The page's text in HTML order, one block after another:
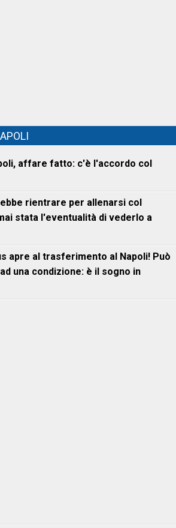
affare fatto: c'è l'accordo col
rientrare per allenarsi col
stata l'eventualità di vederlo a
apre al trasferimento al Napoli! Può
una condizione: è il sogno in